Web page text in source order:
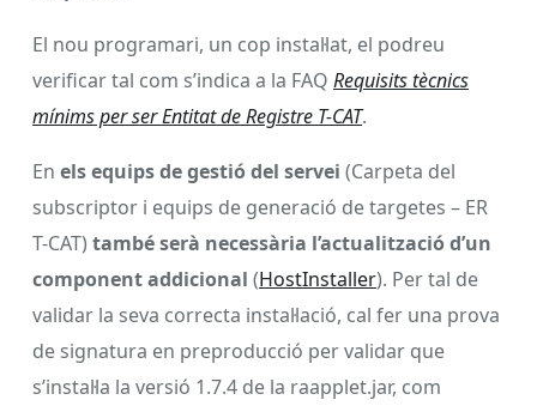
El nou programari, un cop instal·lat, el podreu
verificar tal com s’indica a la FAQ Requisits tècnics
mínims per ser Entitat de Registre T-CAT.
En els equips de gestió del servei (Carpeta del
subscriptor i equips de generació de targetes – ER
T-CAT) també serà necessària l’actualització d’un
component addicional (HostInstaller). Per tal de
validar la seva correcta instal·lació, cal fer una prova
de signatura en preproducció per validar que
s’instal·la la versió 1.7.4 de la raapplet.jar, com